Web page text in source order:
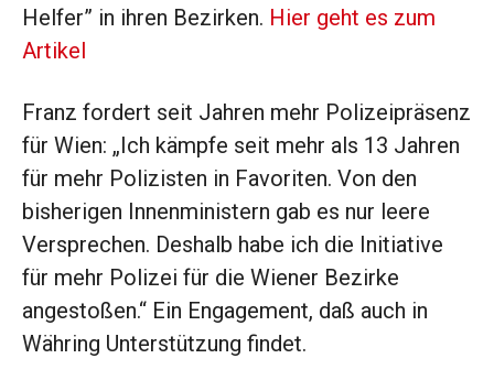
Helfer” in ihren Bezirken. Hier geht es zum
Artikel
Franz fordert seit Jahren mehr Polizeipräsenz
für Wien: „Ich kämpfe seit mehr als 13 Jahren
für mehr Polizisten in Favoriten. Von den
bisherigen Innenministern gab es nur leere
Versprechen. Deshalb habe ich die Initiative
für mehr Polizei für die Wiener Bezirke
angestoßen.“ Ein Engagement, daß auch in
Währing Unterstützung findet.